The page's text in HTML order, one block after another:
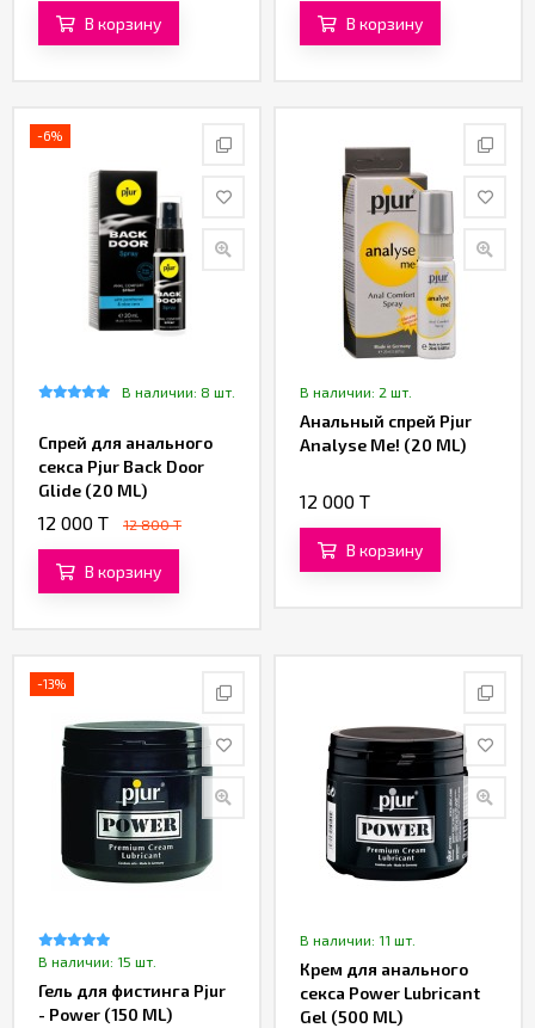
В корзину В корзину
-6%
В наличии: 8 шт.
Спрей для анального
секса Pjur Back Door
Glide (20 ML)
12 000 T 12 800 T
В корзину
В наличии: 2 шт.
Анальный спрей Pjur
Analyse Me! (20 ML)
12 000 T
В корзину
-13%
В наличии: 15 шт.
Гель для фистинга Pjur
- Power (150 ML)
В наличии: 11 шт.
Крем для анального
секса Power Lubricant
Gel (500 ML)